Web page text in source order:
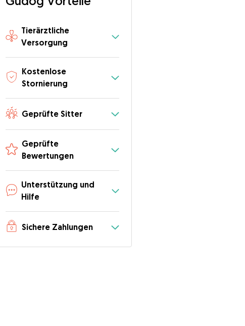
Tierärztliche
Versorgung
Kostenlose
Stornierung
Geprüfte Sitter
Geprüfte
Bewertungen
Unterstützung und
Hilfe
Sichere Zahlungen